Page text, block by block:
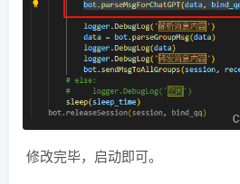
修改完毕，启动即可。